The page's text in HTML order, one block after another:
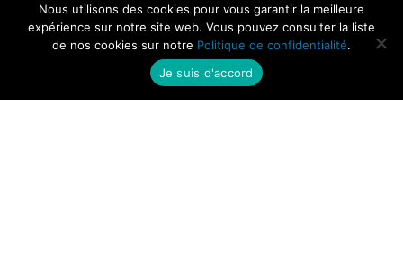
Nous utilisons des cookies pour vous garantir la meilleure
expérience sur notre site web. Vous pouvez consulter la liste
de nos cookies sur notre Politique de confidentialité.
Je suis d'accord